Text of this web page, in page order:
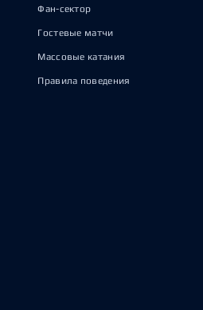
Фан-сектор
Гостевые матчи
Массовые катания
Правила поведения